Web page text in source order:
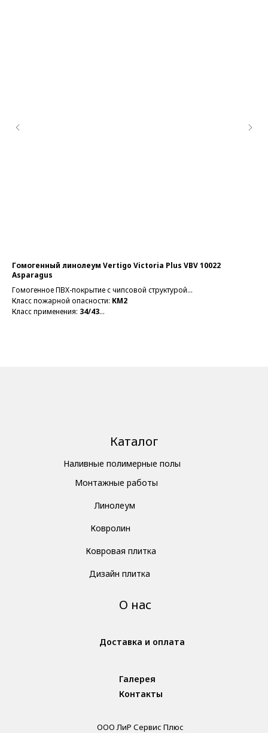
Гомогенный линолеум Vertigo Victoria Plus VBV 10022
Asparagus
Гомогенное ПВХ-покрытие с чипсовой структурой
Класс пожарной опасности: КМ2
Класс применения: 34/43
ООО ЛиР Сервис Плюс
Наливные полимерные полы
Ковровая плитка
Линолеум
Контакты
Ковролин
Дизайн плитка
Монтажные работы
Доставка и оплата
Каталог
О нас
Галерея